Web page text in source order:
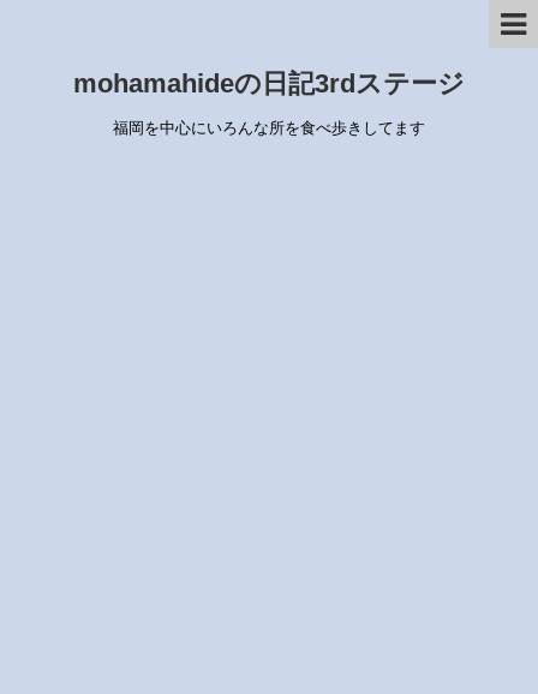
mohamahideの日記3rdステージ
福岡を中心にいろんな所を食べ歩きしてます